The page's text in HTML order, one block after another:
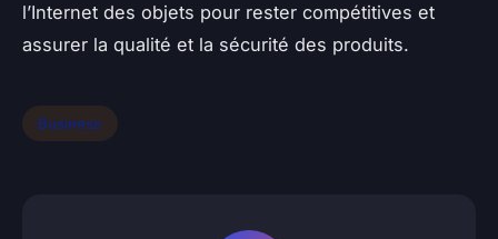
l’Internet des objets pour rester compétitives et
assurer la qualité et la sécurité des produits.
Business